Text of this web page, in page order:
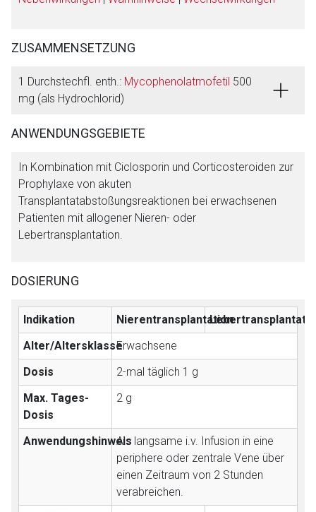
ZUSAMMENSETZUNG
1 Durchstechfl. enth.: Mycophenolatmofetil 500
mg (als Hydrochlorid)
ANWENDUNGSGEBIETE
In Kombination mit Ciclosporin und Corticosteroiden zur
Prophylaxe von akuten
Transplantatabstoßungsreaktionen bei erwachsenen
Patienten mit allogener Nieren- oder
Lebertransplantation.
DOSIERUNG
Indikation Nierentransplantation
Alter/AltersklasseErwachsene
Dosis
2-mal täglich 1 g
Max. Tages-
Dosis
2 g
AnwendungshinweisAls langsame i.v. Infusion in eine
periphere oder zentrale Vene über
einen Zeitraum von 2 Stunden
verabreichen.
Aufruf einer externen Seite
Der von Ihnen aufgerufene Link öffnet eine externe Web-
Seite. Für die Inhalte der externen Web-Seite ist deren
Betreiber verantwortlich. Ebenso gelten dort ggf. andere
Datenschutzbestimmungen.
Zurück zur rote-liste.de